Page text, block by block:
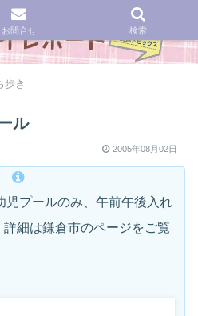
歩き
ル
2005年08月02日
児プールのみ、午前午後入れ
細は鎌倉市のページをご覧
お問合せ 検索